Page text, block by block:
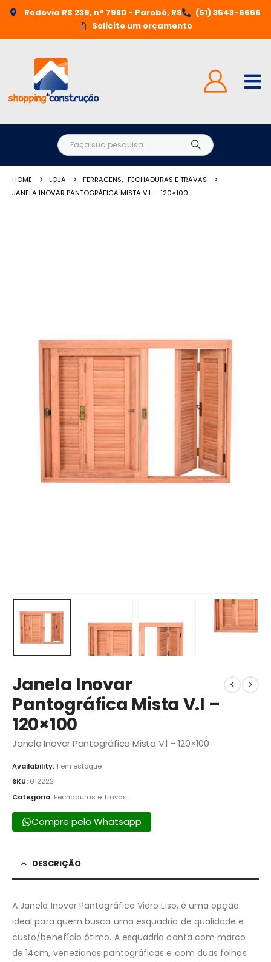
Rodovia RS 239, n° 7980 - Parobé, RS
(51) 3543-6666
Solicite um orçamento
HOME LOJA FERRAGENS, FECHADURAS E TRAVAS
JANELA INOVAR PANTOGRÁFICA MISTA V.L – 120×100
Janela Inovar
Pantográfica Mista V.l –
120×100
Janela Inovar Pantográfica Mista V.l – 120×100
Availability: 1 em estoque
SKU: 012222
Categoria: Fechaduras e Travas
Compre pelo Whatsapp
DESCRIÇÃO
A Janela Inovar Pantográfica Vidro Liso, é uma opção
ideal para quem busca uma esquadria de qualidade e
custo/benefício ótimo. A esquadria conta com marco
de 14cm, venezianas pantográficas e com duas folhas